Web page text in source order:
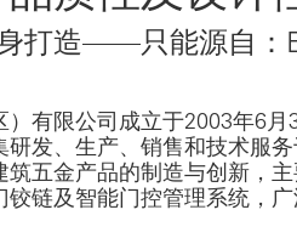
打造——只能源自：
有限公司成立于2003年6月
研发、生产、销售和技术服
筑五金产品的制造与创新，
链及智能门控管理系统，